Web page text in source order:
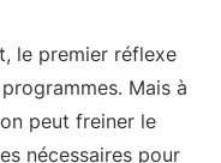
le premier réflexe
Mais à
peut freiner le
nécessaires pour